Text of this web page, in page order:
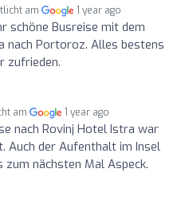
am 1 year ago
schöne Busreise mit dem
nach Portoroz. Alles bestens
zufrieden.
am 1 year ago
nach Rovinj Hotel Istra war
Auch der Aufenthalt im Insel
nächsten Mal Aspeck.